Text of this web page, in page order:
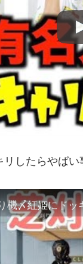
リしたらやば
機〆紅姫にド